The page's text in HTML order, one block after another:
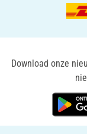
Download onze